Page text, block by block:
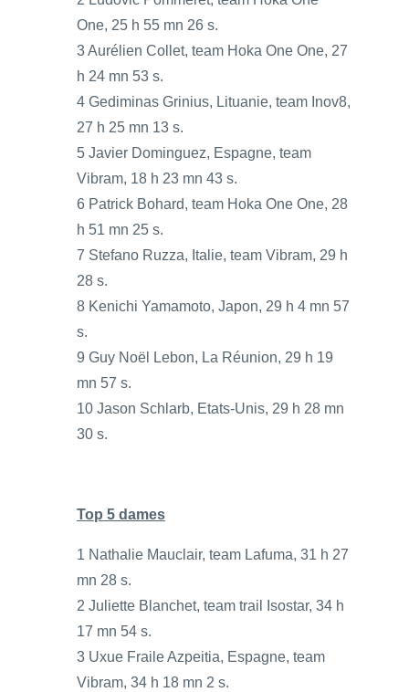
One, 25 h 55 mn 26 s.
3 Aurélien Collet, team Hoka One One, 27
h 24 mn 53 s.
4 Gediminas Grinius, Lituanie, team Inov8,
27 h 25 mn 13 s.
5 Javier Dominguez, Espagne, team
Vibram, 18 h 23 mn 43 s.
6 Patrick Bohard, team Hoka One One, 28
h 51 mn 25 s.
7 Stefano Ruzza, Italie, team Vibram, 29 h
28 s.
8 Kenichi Yamamoto, Japon, 29 h 4 mn 57
s.
9 Guy Noël Lebon, La Réunion, 29 h 19
mn 57 s.
10 Jason Schlarb, Etats-Unis, 29 h 28 mn
30 s.
Top 5 dames
1 Nathalie Mauclair, team Lafuma, 31 h 27
mn 28 s.
2 Juliette Blanchet, team trail Isostar, 34 h
17 mn 54 s.
3 Uxue Fraile Azpeitia, Espagne, team
Vibram, 34 h 18 mn 2 s.